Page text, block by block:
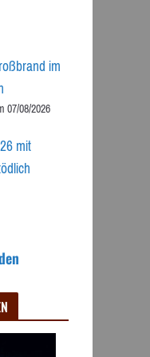
im
07/08/2026
mit